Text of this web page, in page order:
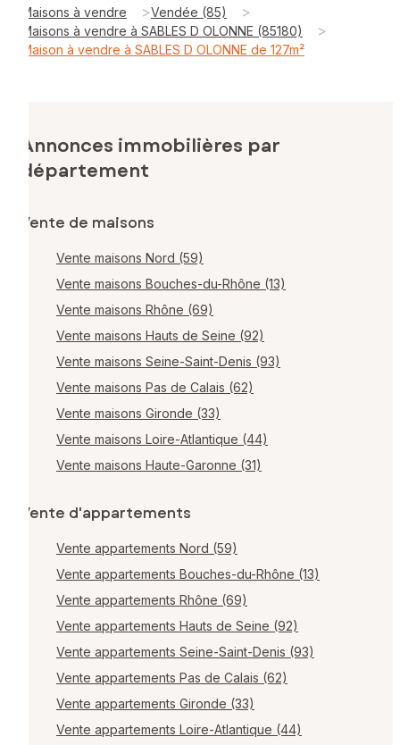
Maisons à vendre >Vendée (85) >
Maisons à vendre à SABLES D OLONNE (85180) >
Maison à vendre à SABLES D OLONNE de 127m²
Annonces immobilières par
département
Vente de maisons
Vente maisons Nord (59)
Vente maisons Bouches-du-Rhône (13)
Vente maisons Rhône (69)
Vente maisons Hauts de Seine (92)
Vente maisons Seine-Saint-Denis (93)
Vente maisons Pas de Calais (62)
Vente maisons Gironde (33)
Vente maisons Loire-Atlantique (44)
Vente maisons Haute-Garonne (31)
Vente d'appartements
Vente appartements Nord (59)
Vente appartements Bouches-du-Rhône (13)
Vente appartements Rhône (69)
Vente appartements Hauts de Seine (92)
Vente appartements Seine-Saint-Denis (93)
Vente appartements Pas de Calais (62)
Vente appartements Gironde (33)
Vente appartements Loire-Atlantique (44)